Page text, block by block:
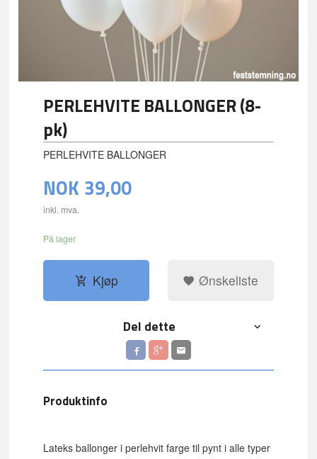
PERLEHVITE BALLONGER (8-
pk)
PERLEHVITE BALLONGER
NOK 39,00
inkl. mva.
På lager
Kjøp Ønskeliste
Del dette
Produktinfo
Lateks ballonger i perlehvit farge til pynt i alle typer